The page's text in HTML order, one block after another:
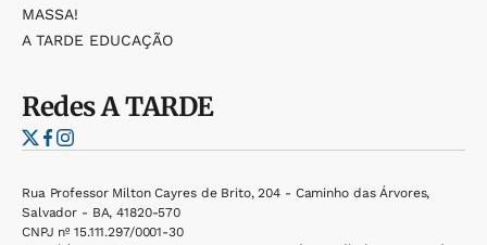
MASSA!
A TARDE EDUCAÇÃO
RedesA TARDE
Rua Professor Milton Cayres de Brito, 204 - Caminho das Árvores,
Salvador - BA, 41820-570
CNPJ nº 15.111.297/0001-30